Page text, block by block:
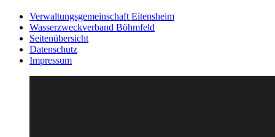
Verwaltungsgemeinschaft Eitensheim
Wasserzweckverband Böhmfeld
Seitenübersicht
Datenschutz
Impressum